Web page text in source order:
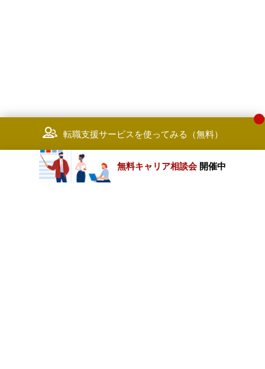
転職支援サービスを使ってみる（無料）
無料キャリア相談会 開催中